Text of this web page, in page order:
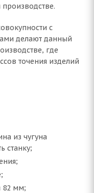
с
делают данный
где
точения изделий
из чугуна
станку;
82 мм;